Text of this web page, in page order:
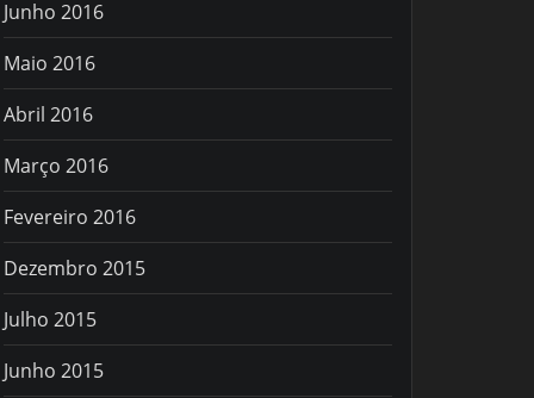
Junho 2016
Maio 2016
Abril 2016
Março 2016
Fevereiro 2016
Dezembro 2015
Julho 2015
Junho 2015